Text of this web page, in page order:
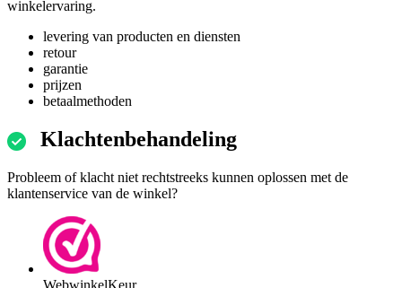
winkelervaring.
levering van producten en diensten
retour
garantie
prijzen
betaalmethoden
Klachtenbehandeling
Probleem of klacht niet rechtstreeks kunnen oplossen met de
klantenservice van de winkel?
WebwinkelKeur